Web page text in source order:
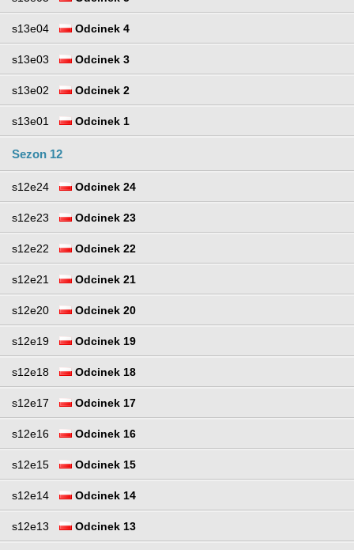
s13e04 Odcinek 4
s13e03 Odcinek 3
s13e02 Odcinek 2
s13e01 Odcinek 1
Sezon 12
s12e24 Odcinek 24
s12e23 Odcinek 23
s12e22 Odcinek 22
s12e21 Odcinek 21
s12e20 Odcinek 20
s12e19 Odcinek 19
s12e18 Odcinek 18
s12e17 Odcinek 17
s12e16 Odcinek 16
s12e15 Odcinek 15
s12e14 Odcinek 14
s12e13 Odcinek 13